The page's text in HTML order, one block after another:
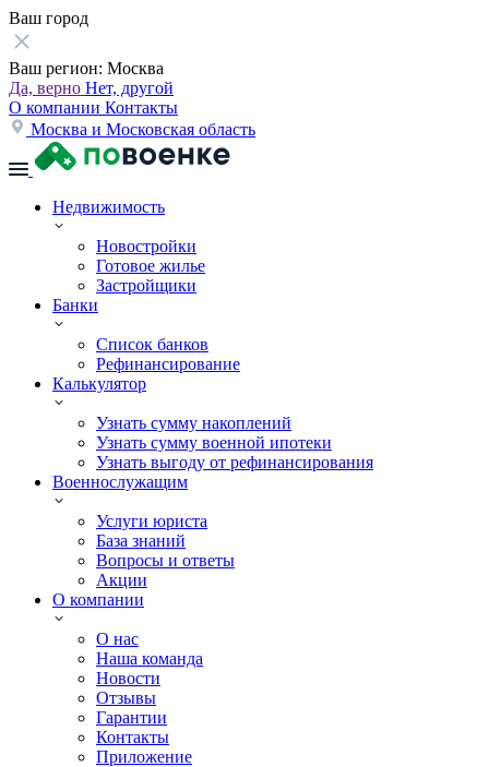
Ваш город
Ваш регион: Москва
Да, верно Нет, другой
О компании Контакты
Москва и Московская область
Недвижимость
Новостройки
Готовое жилье
Застройщики
Банки
Список банков
Рефинансирование
Калькулятор
Узнать сумму накоплений
Узнать сумму военной ипотеки
Узнать выгоду от рефинансирования
Военнослужащим
Услуги юриста
База знаний
Вопросы и ответы
Акции
О компании
О нас
Наша команда
Новости
Отзывы
Гарантии
Контакты
Приложение